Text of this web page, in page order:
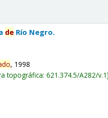
de Río Negro.
, 1998
topográfica:621.374.5/A282/v.1